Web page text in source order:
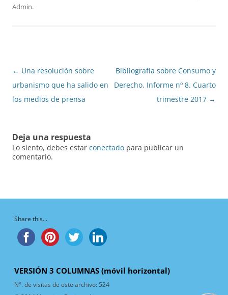
Admin.
Navegación
de
entradas
← Una resolución sobre
urbanismo que ha salido en
los medios de prensa
Bibliografía sobre Consumo y
Derecho. Informe nº 8. Cuarto
trimestre 2017 →
Deja una respuesta
Lo siento, debes estar conectado para publicar un
comentario.
Share this...
VERSIÓN 3 COLUMNAS (móvil horizontal)
N°. de visitas de este archivo: 524